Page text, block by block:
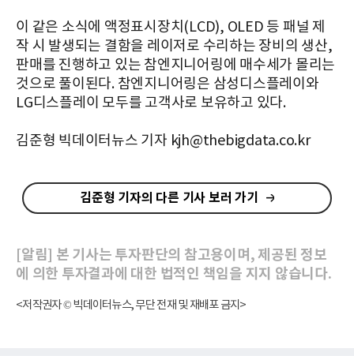
이 같은 소식에 액정표시장치(LCD), OLED 등 패널 제
작 시 발생되는 결함을 레이저로 수리하는 장비의 생산,
판매를 진행하고 있는 참엔지니어링에 매수세가 몰리는
것으로 풀이된다. 참엔지니어링은 삼성디스플레이와
LG디스플레이 모두를 고객사로 보유하고 있다.
김준형 빅데이터뉴스 기자 kjh@thebigdata.co.kr
김준형 기자의 다른 기사 보러 가기
[알림] 본 기사는 투자판단의 참고용이며, 제공된 정보
에 의한 투자결과에 대한 법적인 책임을 지지 않습니다.
<저작권자 © 빅데이터뉴스, 무단 전재 및 재배포 금지>